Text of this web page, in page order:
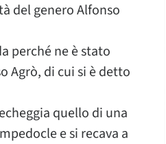
del genero Alfonso
perché ne è stato
Agrò, di cui si è detto
quello di una
e si recava a